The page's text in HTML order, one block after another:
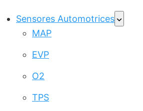
Sensores Automotrices
MAP
EVP
O2
TPS